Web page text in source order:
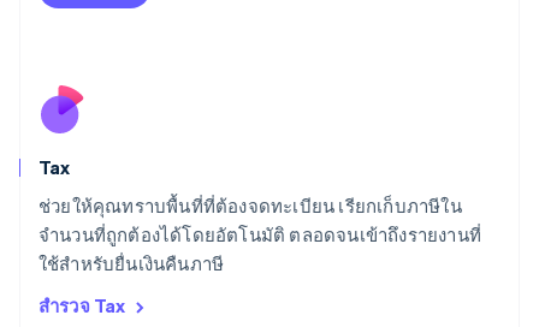
Tax
ช่วยให้คุณทราบพื้นที่ที่ต้องจดทะเบียน เรียกเก็บภาษีใน
จำนวนที่ถูกต้องได้โดยอัตโนมัติ ตลอดจนเข้าถึงรายงานที่
ใช้สำหรับยื่นเงินคืนภาษี
สำรวจ Tax
สโลวาเกีย
English
สวิตเซอร์แลนด์
Deutsch
สวีเดน
SvenskaEnglish
EnglishEspañol